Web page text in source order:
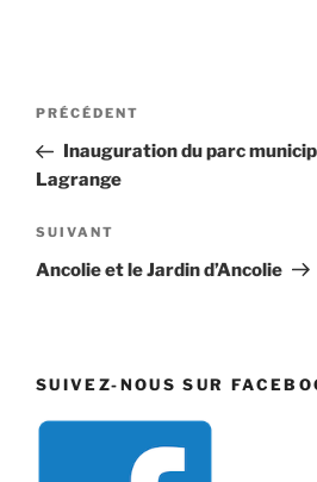
Navigation
l’article
Article
précédent
PRÉCÉDENT
Inauguration du parc
Lagrange
Article
suivant
SUIVANT
Ancolie et le Jardin d’Ancolie
SUIVEZ-NOUS SUR